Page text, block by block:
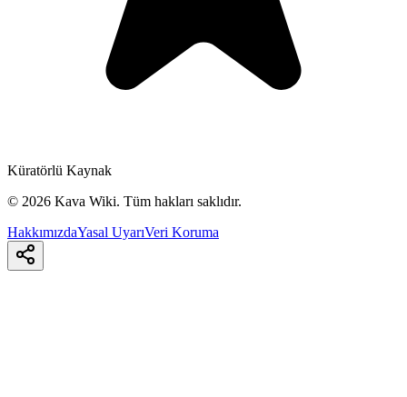
Küratörlü Kaynak
© 2026 Kava Wiki. Tüm hakları saklıdır.
HakkımızdaYasal UyarıVeri Koruma